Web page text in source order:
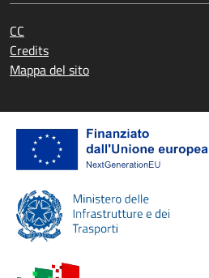
CC
Credits
Mappa del sito